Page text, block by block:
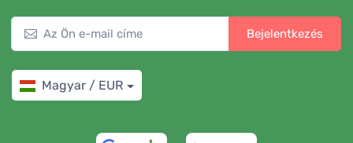
Bejelentkezés
Magyar / EUR